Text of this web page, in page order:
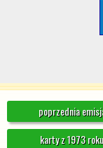
poprzednia
karty z 1973 roku